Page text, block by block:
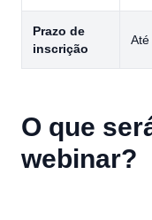
Prazo de
inscrição
O que
webinar?